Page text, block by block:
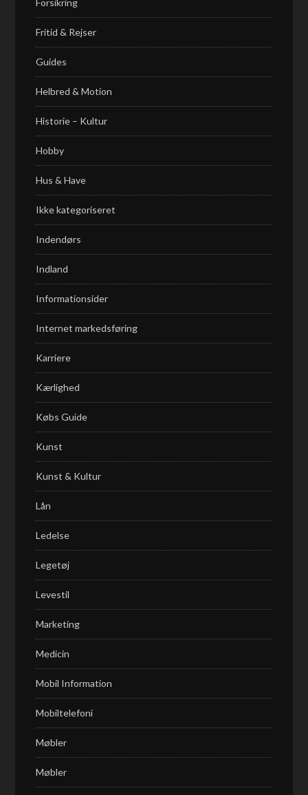
Forsikring
Fritid & Rejser
Guides
Helbred & Motion
Historie – Kultur
Hobby
Hus & Have
Ikke kategoriseret
Indendørs
Indland
Informationsider
Internet markedsføring
Karriere
Kærlighed
Købs Guide
Kunst
Kunst & Kultur
Lån
Ledelse
Legetøj
Levestil
Marketing
Medicin
Mobil Information
Mobiltelefoni
Møbler
Møbler